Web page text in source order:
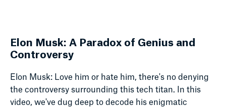
Elon Musk: A Paradox of Genius and
Controversy
Elon Musk: Love him or hate him, there's no denying
the controversy surrounding this tech titan. In this
video, we've dug deep to decode his enigmatic